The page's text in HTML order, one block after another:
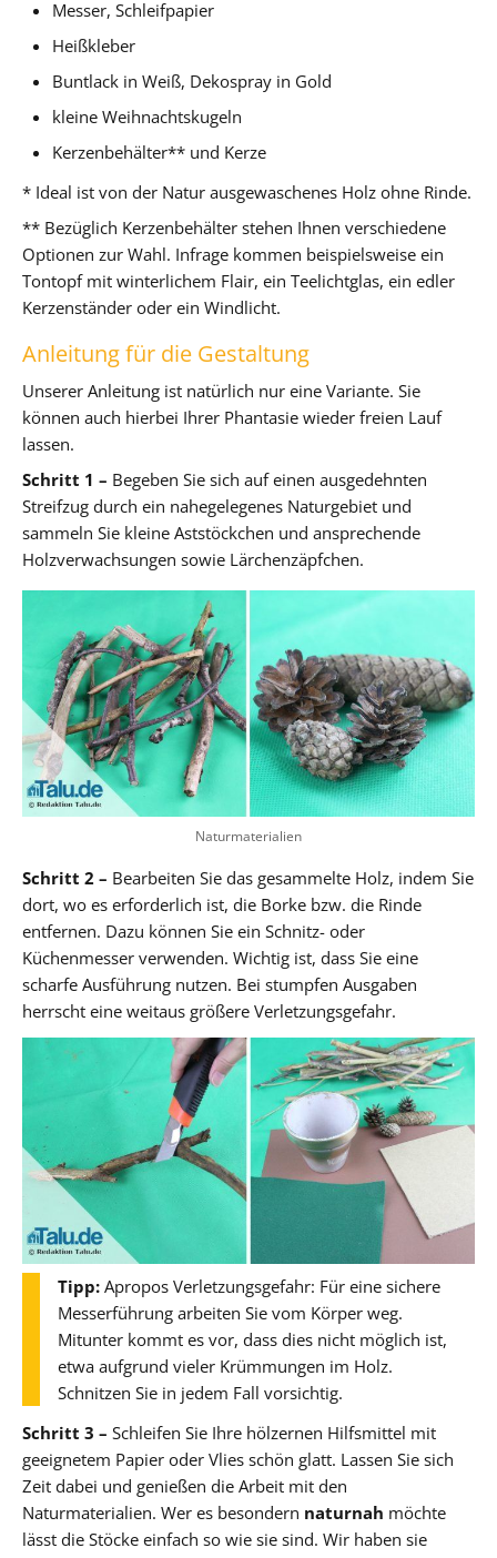
Messer, Schleifpapier
Heißkleber
Buntlack in Weiß, Dekospray in Gold
kleine Weihnachtskugeln
Kerzenbehälter** und Kerze
* Ideal ist von der Natur ausgewaschenes Holz ohne Rinde.
** Bezüglich Kerzenbehälter stehen Ihnen verschiedene
Optionen zur Wahl. Infrage kommen beispielsweise ein
Tontopf mit winterlichem Flair, ein Teelichtglas, ein edler
Kerzenständer oder ein Windlicht.
Anleitung für die Gestaltung
Unserer Anleitung ist natürlich nur eine Variante. Sie
können auch hierbei Ihrer Phantasie wieder freien Lauf
lassen.
Schritt 1 – Begeben Sie sich auf einen ausgedehnten
Streifzug durch ein nahegelegenes Naturgebiet und
sammeln Sie kleine Aststöckchen und ansprechende
Holzverwachsungen sowie Lärchenzäpfchen.
Naturmaterialien
Schritt 2 – Bearbeiten Sie das gesammelte Holz, indem Sie
dort, wo es erforderlich ist, die Borke bzw. die Rinde
entfernen. Dazu können Sie ein Schnitz- oder
Küchenmesser verwenden. Wichtig ist, dass Sie eine
scharfe Ausführung nutzen. Bei stumpfen Ausgaben
herrscht eine weitaus größere Verletzungsgefahr.
Tipp: Apropos Verletzungsgefahr: Für eine sichere
Messerführung arbeiten Sie vom Körper weg.
Mitunter kommt es vor, dass dies nicht möglich ist,
etwa aufgrund vieler Krümmungen im Holz.
Schnitzen Sie in jedem Fall vorsichtig.
Schritt 3 – Schleifen Sie Ihre hölzernen Hilfsmittel mit
geeignetem Papier oder Vlies schön glatt. Lassen Sie sich
Zeit dabei und genießen die Arbeit mit den
Naturmaterialien. Wer es besondern naturnah möchte
lässt die Stöcke einfach so wie sie sind. Wir haben sie